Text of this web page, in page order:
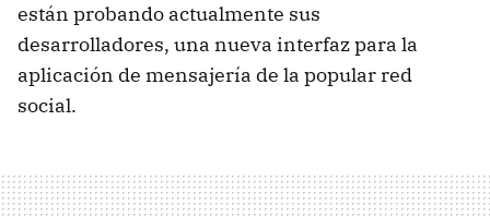
están probando actualmente sus
desarrolladores, una nueva interfaz para la
aplicación de mensajería de la popular red
social.